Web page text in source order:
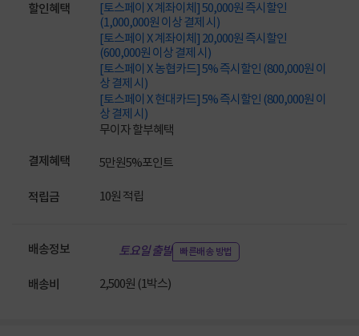
할인혜택
[토스페이 X 계좌이체] 50,000원 즉시할인
(1,000,000원 이상 결제 시)
[토스페이 X 계좌이체] 20,000원 즉시할인
(600,000원 이상 결제 시)
[토스페이 X 농협카드] 5% 즉시할인 (800,000원 이
상 결제 시)
[토스페이 X 현대카드] 5% 즉시할인 (800,000원 이
상 결제 시)
무이자 할부혜택
결제혜택 5만원5%포인트
적립금 10원 적립
배송정보 토요일 출발 빠른배송 방법
배송비 2,500원 (1박스)